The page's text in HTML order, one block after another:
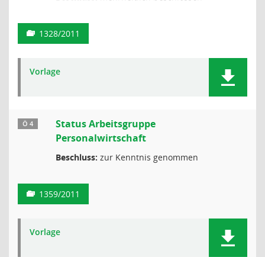
1328/2011
Vorlage
Ö 4
Status Arbeitsgruppe
Personalwirtschaft
Beschluss: zur Kenntnis genommen
1359/2011
Vorlage